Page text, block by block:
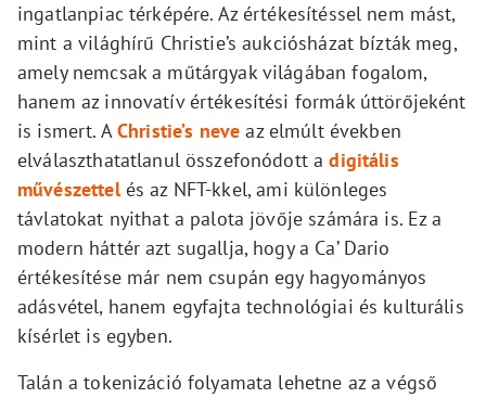
ingatlanpiac térképére. Az értékesítéssel nem mást,
mint a világhírű Christie’s aukciósházat bízták meg,
amely nemcsak a műtárgyak világában fogalom,
hanem az innovatív értékesítési formák úttörőjeként
is ismert. AChristie’s neve az elmúlt években
elválaszthatatlanul összefonódott adigitális
művészettelés az NFT-kkel, ami különleges
távlatokat nyithat a palota jövője számára is. Ez a
modern háttér azt sugallja, hogy a Ca’ Dario
értékesítése már nem csupán egy hagyományos
adásvétel, hanem egyfajta technológiai és kulturális
kísérlet is egyben.
Talán a tokenizáció folyamata lehetne az a végső